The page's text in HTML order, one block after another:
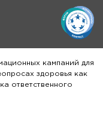
кампаний для
здоровья как
ответственного